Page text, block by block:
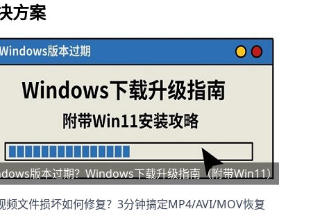
方案
版本过期？Windows下载升级指南（附带Win11）
频文件损坏如何修复？3分钟搞定MP4/AVI/MOV恢复